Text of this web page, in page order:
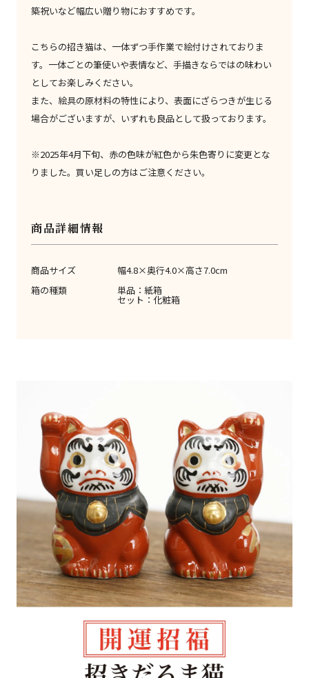
築祝いなど幅広い贈り物におすすめです。
こちらの招き猫は、一体ずつ手作業で絵付けされておりま
す。一体ごとの筆使いや表情など、手描きならではの味わい
としてお楽しみください。
また、絵具の原材料の特性により、表面にざらつきが生じる
場合がございますが、いずれも良品として扱っております。
※2025年4月下旬、赤の色味が紅色から朱色寄りに変更とな
りました。買い足しの方はご注意ください。
商品詳細情報
商品サイズ
幅4.8×奥行4.0×高さ7.0cm
箱の種類
単品：紙箱
セット：化粧箱